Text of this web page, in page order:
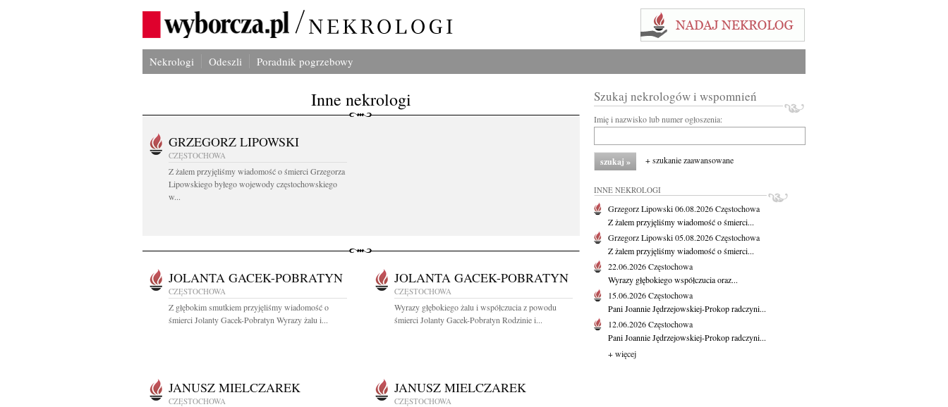
Nekrologi Odeszli Poradnik pogrzebowy
Inne nekrologi
GRZEGORZ LIPOWSKI
CZĘSTOCHOWA
Z żalem przyjęliśmy wiadomość o śmierci Grzegorza
Lipowskiego byłego wojewody częstochowskiego
w...
JOLANTA GACEK-POBRATYN
CZĘSTOCHOWA
Z głębokim smutkiem przyjęliśmy wiadomość o
śmierci Jolanty Gacek-Pobratyn Wyrazy żalu i...
JOLANTA GACEK-POBRATYN
CZĘSTOCHOWA
Wyrazy głębokiego żalu i współczucia z powodu
śmierci Jolanty Gacek-Pobratyn Rodzinie i...
JANUSZ MIELCZAREK
CZĘSTOCHOWA
JANUSZ MIELCZAREK
CZĘSTOCHOWA
Szukaj nekrologów i wspomnień
Imię i nazwisko lub numer ogłoszenia:
+ szukanie zaawansowane
INNE NEKROLOGI
Grzegorz Lipowski06.08.2026Częstochowa
Z żalem przyjęliśmy wiadomość o śmierci...
Grzegorz Lipowski05.08.2026Częstochowa
Z żalem przyjęliśmy wiadomość o śmierci...
22.06.2026Częstochowa
Wyrazy głębokiego współczucia oraz...
15.06.2026Częstochowa
Pani Joannie Jędrzejowskiej-Prokop radczyni...
12.06.2026Częstochowa
Pani Joannie Jędrzejowskiej-Prokop radczyni...
+ więcej